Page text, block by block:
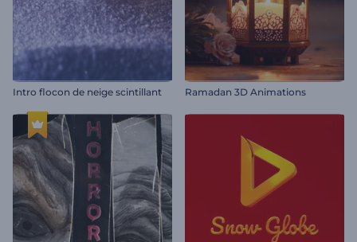
Intro flocon de neige scintillant Ramadan 3D Animations